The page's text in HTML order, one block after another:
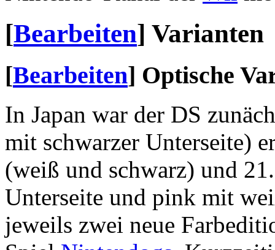
[Bearbeiten] Varianten
[Bearbeiten] Optische
In Japan war der DS
mit schwarzer Unterseite)
(weiß und schwarz) und
Unterseite und pink mit
jeweils zwei neue